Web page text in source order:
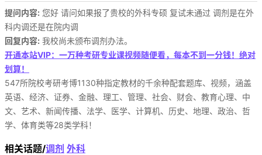
提问内容: 您好 请问如果报了贵校的外科专硕 复试未通过 调剂是在外
科内调还是在院内调
回复内容: 我校尚未颁布调剂办法。
开通本站VIP：一万种考研专业课视频随便看，每本不到一分钱！绝对
划算！
547所院校考研考博1130种指定教材的千余种配套题库、视频，涵盖
英语、经济、证券、金融、理工、管理、社会、财会、教育心理、中
文、艺术、新闻传播、法学、医学、计算机、历史、地理、政治、哲
学、体育类等28类学科！
相关话题/调剂 外科